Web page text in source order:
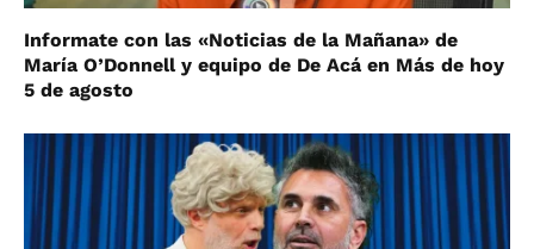
Informate con las «Noticias de la Mañana» de
María O’Donnell y equipo de De Acá en Más de hoy
5 de agosto